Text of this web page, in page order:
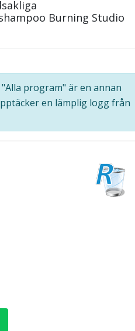
Burning Studio
program" är en annan
en lämplig logg från